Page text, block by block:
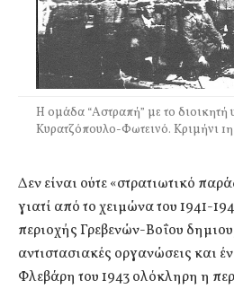
Η ομάδα “Αστραπή” με το
Κυρατζόπουλο-Φωτεινό. Κριμήνι
Δεν είναι ούτε «στρατιωτικό
γιατί από το χειμώνα του 1941-
περιοχής Γρεβενών-Βοΐου
αντιστασιακές οργανώσεις και
Φλεβάρη του 1943 ολόκληρη η